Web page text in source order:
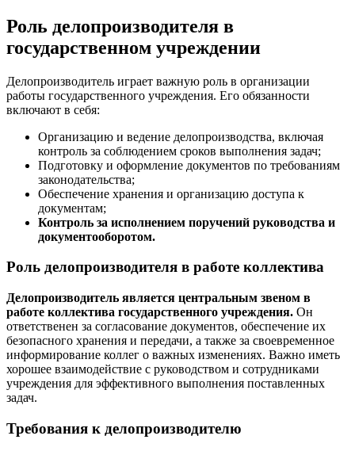
Роль делопроизводителя в
государственном учреждении
Делопроизводитель играет важную роль в организации
работы государственного учреждения. Его обязанности
включают в себя:
Организацию и ведение делопроизводства, включая
контроль за соблюдением сроков выполнения задач;
Подготовку и оформление документов по требованиям
законодательства;
Обеспечение хранения и организацию доступа к
документам;
Контроль за исполнением поручений руководства и
документооборотом.
Роль делопроизводителя в работе коллектива
Делопроизводитель является центральным звеном в
работе коллектива государственного учреждения. Он
ответственен за согласование документов, обеспечение их
безопасного хранения и передачи, а также за своевременное
информирование коллег о важных изменениях. Важно иметь
хорошее взаимодействие с руководством и сотрудниками
учреждения для эффективного выполнения поставленных
задач.
Требования к делопроизводителю